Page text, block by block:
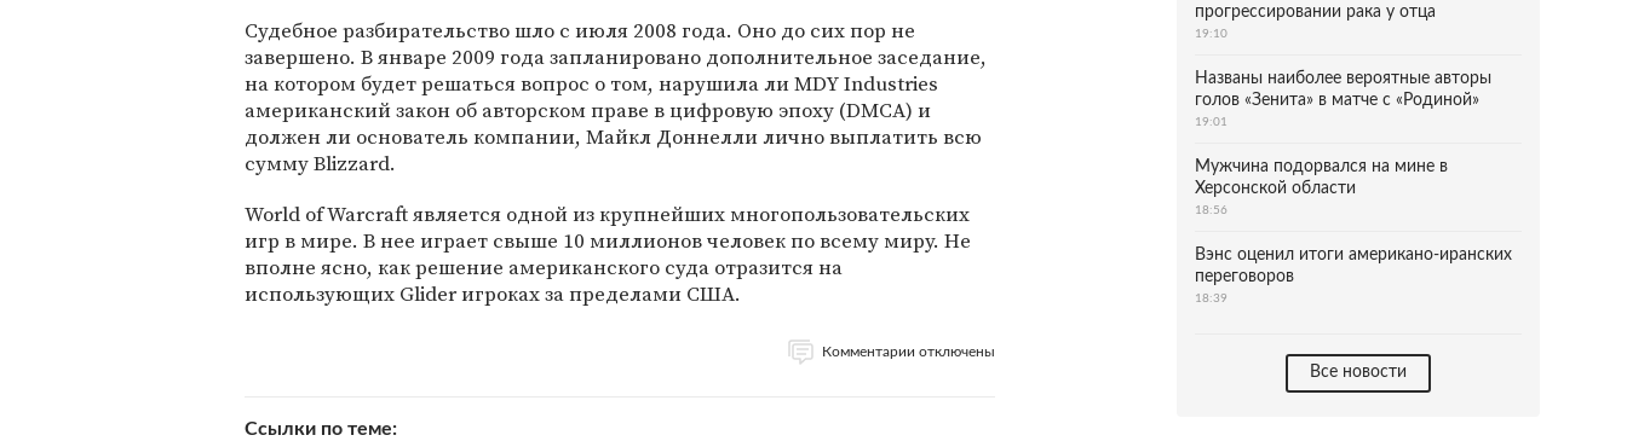
Судебное разбирательство шло с июля 2008 года. Оно до сих пор не
завершено. В январе 2009 года запланировано дополнительное заседание,
на котором будет решаться вопрос о том, нарушила ли MDY Industries
американский закон об авторском праве в цифровую эпоху (DMCA) и
должен ли основатель компании, Майкл Доннелли лично выплатить всю
сумму Blizzard.
World of Warcraft является одной из крупнейших многопользовательских
игр в мире. В нее играет свыше 10 миллионов человек по всему миру. Не
вполне ясно, как решение американского суда отразится на
использующих Glider игроках за пределами США.
Комментарии отключены
Ссылки по теме
прогрессировании рака у отца
19:10
Названы наиболее вероятные авторы
голов «Зенита» в матче с «Родиной»
19:01
Мужчина подорвался на мине в
Херсонской области
18:56
Вэнс оценил итоги американо-иранских
переговоров
18:39
Все новости